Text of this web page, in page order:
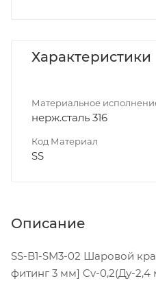
Характеристики
Материальное
нерж.сталь 316
Код Материал
SS
Описание
SS-B1-SM3-02 Шаровой
фитинг 3 мм] Cv-0,2(Ду-